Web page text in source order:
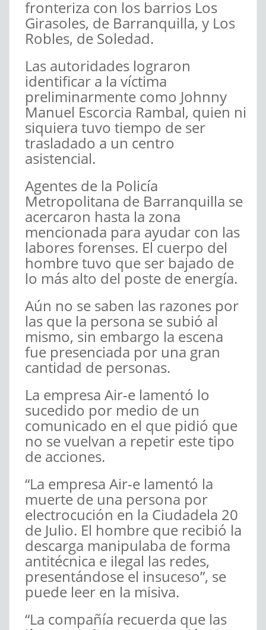
fronteriza con los barrios Los
Girasoles, de Barranquilla, y Los
Robles, de Soledad.
Las autoridades lograron
identificar a la víctima
preliminarmente como Johnny
Manuel Escorcia Rambal, quien ni
siquiera tuvo tiempo de ser
trasladado a un centro
asistencial.
Agentes de la Policía
Metropolitana de Barranquilla se
acercaron hasta la zona
mencionada para ayudar con las
labores forenses. El cuerpo del
hombre tuvo que ser bajado de
lo más alto del poste de energía.
Aún no se saben las razones por
las que la persona se subió al
mismo, sin embargo la escena
fue presenciada por una gran
cantidad de personas.
La empresa Air-e lamentó lo
sucedido por medio de un
comunicado en el que pidió que
no se vuelvan a repetir este tipo
de acciones.
“La empresa Air-e lamentó la
muerte de una persona por
electrocución en la Ciudadela 20
de Julio. El hombre que recibió la
descarga manipulaba de forma
antitécnica e ilegal las redes,
presentándose el insuceso”, se
puede leer en la misiva.
“La compañía recuerda que las